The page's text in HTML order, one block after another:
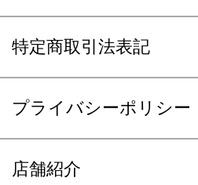
特定商取引法表記
プライバシーポリシー
店舗紹介